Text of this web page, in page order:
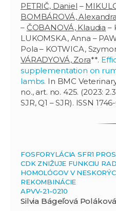
PETRIČ, Daniel –
BOMBÁROVÁ, Alexandra
– ČOBANOVÁ, Klaudia –
LUKOMSKA, Anna –
Pola – KOTWICA,
VÁRADYOVÁ, Zora**.
supplementation on
lambs. In BMC
no., art. no. 425. (2023:
SJR, Q1 – SJR). ISSN
FOSFORYLÁCIA SFR1
CDK ZNIŽUJE FUNKCIU
HOMOLÓGOV V
REKOMBINÁCIE
APVV-21-0210
Silvia Bágeľová Poláková